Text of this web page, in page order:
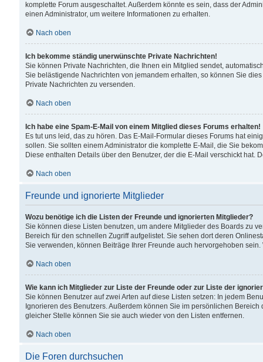
komplette Forum ausgeschaltet. Außerdem könnte es sein, dass der
einen Administrator, um weitere Informationen zu erhalten.
Nach oben
Ich bekomme ständig unerwünschte Private Nachrichten!
Sie können Private Nachrichten, die Ihnen ein Mitglied sendet,
Sie belästigende Nachrichten von jemandem erhalten, so können Sie
Private Nachrichten zu versenden.
Nach oben
Ich habe eine Spam-E-Mail von einem Mitglied dieses Forums erhalten!
Es tut uns leid, das zu hören. Das E-Mail-Formular dieses Forums hat
sollen. Sie sollten einem Administrator die komplette E-Mail, die Sie
Diese enthalten Details über den Benutzer, der die E-Mail verschickt hat.
Nach oben
Freunde und ignorierte Mitglieder
Wozu benötige ich die Listen der Freunde und ignorierten Mitglieder?
Sie können diese Listen benutzen, um andere Mitglieder des Boards zu
Bereich für den schnellen Zugriff aufgelistet. Sie sehen dort deren
Sie verwenden, können Beiträge Ihrer Freunde auch hervorgehoben
Nach oben
Wie kann ich Mitglieder zur Liste der Freunde oder zur Liste der
Sie können Benutzer auf zwei Arten auf diese Listen setzen: In jedem
Ignorieren des Benutzers. Außerdem können Sie im persönlichen
gleicher Stelle können Sie sie auch wieder von den Listen entfernen.
Nach oben
Die Foren durchsuchen